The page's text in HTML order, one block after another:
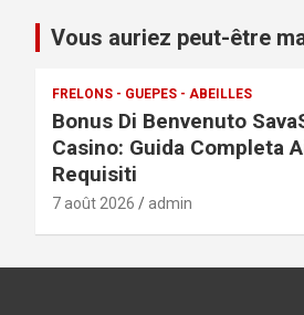
Vous auriez peut-être
FRELONS - GUEPES - ABEILLES
Bonus Di Benvenuto
Casino: Guida Completa
Requisiti
7 août 2026 admin